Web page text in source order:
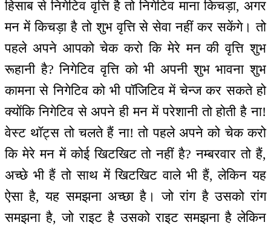
हिसाब से निगेटिव वृत्ति है तो निगेटिव माना किचड़ा, अगर
मन में किचड़ा है तो शुभ वृत्ति से सेवा नहीं कर सकेंगे। तो
पहले अपने आपको चेक करो कि मेरे मन की वृत्ति शुभ
रूहानी है? निगेटिव वृत्ति को भी अपनी शुभ भावना शुभ
कामना से निगेटिव को भी पॉजिटिव में चेन्ज कर सकते हो
क्योंकि निगेटिव से अपने ही मन में परेशानी तो होती है ना!
वेस्ट थॉट्स तो चलते हैं ना! तो पहले अपने को चेक करो
कि मेरे मन में कोई खिटखिट तो नहीं है? नम्बरवार तो हैं,
अच्छे भी हैं तो साथ में खिटखिट वाले भी हैं, लेकिन यह
ऐसा है, यह समझना अच्छा है। जो रांग है उसको रांग
समझना है, जो राइट है उसको राइट समझना है लेकिन